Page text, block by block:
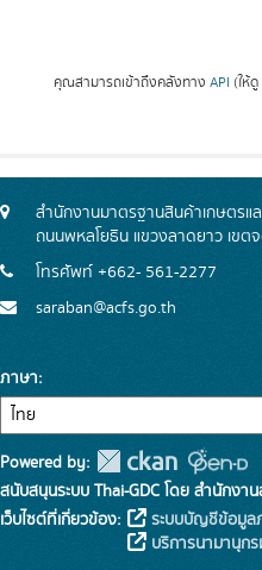
คุณสามารถเข้าถึงคลังทาง API (ให้ดู
สำนักงานมาตรฐานสินค้าเกษตรแ
ถนนพหลโยธิน แขวงลาดยาว เข
โทรศัพท์ +662- 561-2277
saraban@acfs.go.th
ภาษา
Powered by:
สนับสนุนระบบ Thai-GDC โดย สำนักงา
เว็บไซต์ที่เกี่ยวข้อง:
ระบบบัญชีข้อมูล
บริการนามานุ